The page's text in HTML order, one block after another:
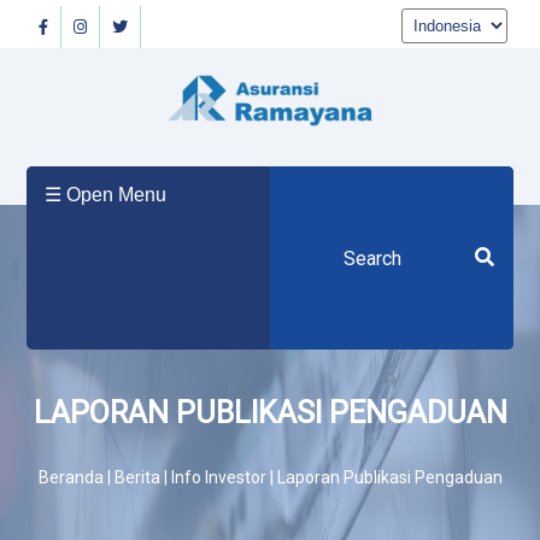
☰ Open Menu
Tentang
Produk
Berita
LAPORAN PUBLIKASI PENGADUAN
Beranda | Berita | Info Investor | Laporan Publikasi Pengaduan